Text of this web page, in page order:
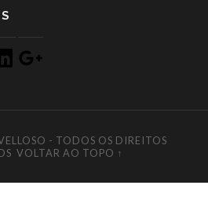
Google
+
- TODOS OS DIREITOS
VOLTAR AO TOPO ↑